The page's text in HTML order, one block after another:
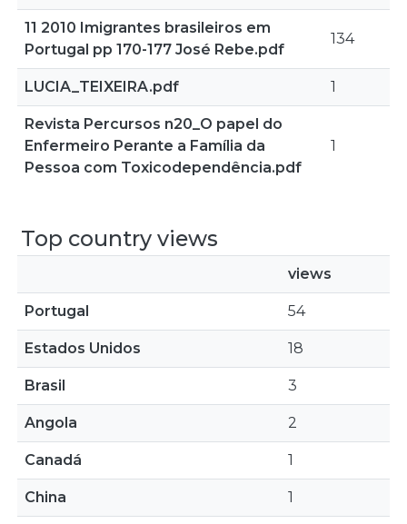
11 2010 Imigrantes brasileiros em
Portugal pp 170-177 José Rebe.pdf
134
LUCIA_TEIXEIRA.pdf 1
Revista Percursos n20_O papel do
Enfermeiro Perante a Família da
Pessoa com Toxicodependência.pdf
1
Top country views
views
Portugal 54
Estados Unidos 18
Brasil 3
Angola 2
Canadá 1
China 1